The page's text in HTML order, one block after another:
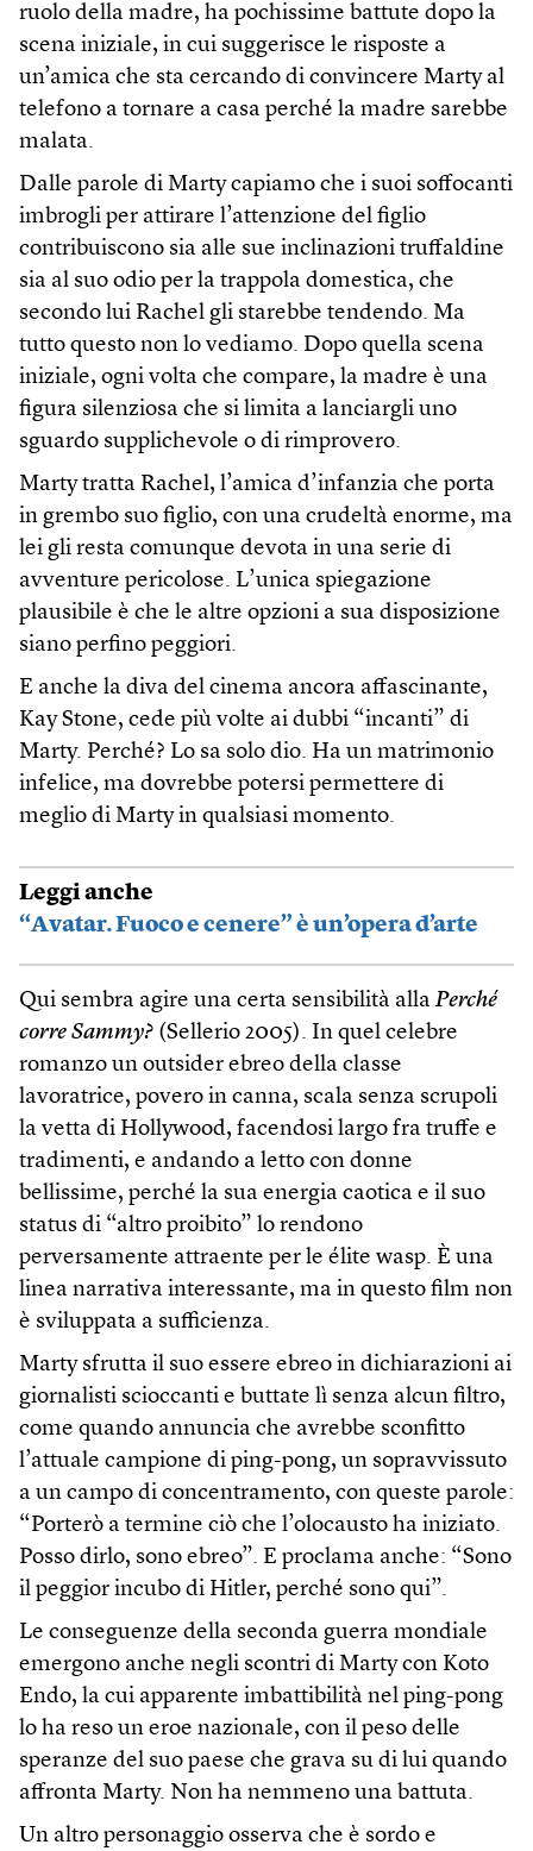
ruolo della madre, ha pochissime battute dopo la
scena iniziale, in cui suggerisce le risposte a
un’amica che sta cercando di convincere Marty al
telefono a tornare a casa perché la madre sarebbe
malata.
Dalle parole di Marty capiamo che i suoi soffocanti
imbrogli per attirare l’attenzione del figlio
contribuiscono sia alle sue inclinazioni truffaldine
sia al suo odio per la trappola domestica, che
secondo lui Rachel gli starebbe tendendo. Ma
tutto questo non lo vediamo. Dopo quella scena
iniziale, ogni volta che compare, la madre è una
figura silenziosa che si limita a lanciargli uno
sguardo supplichevole o di rimprovero.
Marty tratta Rachel, l’amica d’infanzia che porta
in grembo suo figlio, con una crudeltà enorme, ma
lei gli resta comunque devota in una serie di
avventure pericolose. L’unica spiegazione
plausibile è che le altre opzioni a sua disposizione
siano perfino peggiori.
E anche la diva del cinema ancora affascinante,
Kay Stone, cede più volte ai dubbi “incanti” di
Marty. Perché? Lo sa solo dio. Ha un matrimonio
infelice, ma dovrebbe potersi permettere di
meglio di Marty in qualsiasi momento.
Leggi anche
“Avatar. Fuoco e cenere” è un’opera d’arte
Qui sembra agire una certa sensibilità alla Perché
corre Sammy? (Sellerio 2005). In quel celebre
romanzo un outsider ebreo della classe
lavoratrice, povero in canna, scala senza scrupoli
la vetta di Hollywood, facendosi largo fra truffe e
tradimenti, e andando a letto con donne
bellissime, perché la sua energia caotica e il suo
status di “altro proibito” lo rendono
perversamente attraente per le élite wasp. È una
linea narrativa interessante, ma in questo film non
è sviluppata a sufficienza.
Marty sfrutta il suo essere ebreo in dichiarazioni ai
giornalisti scioccanti e buttate lì senza alcun filtro,
come quando annuncia che avrebbe sconfitto
l’attuale campione di ping-pong, un sopravvissuto
a un campo di concentramento, con queste parole:
“Porterò a termine ciò che l’olocausto ha iniziato.
Posso dirlo, sono ebreo”. E proclama anche: “Sono
il peggior incubo di Hitler, perché sono qui”.
Le conseguenze della seconda guerra mondiale
emergono anche negli scontri di Marty con Koto
Endo, la cui apparente imbattibilità nel ping-pong
lo ha reso un eroe nazionale, con il peso delle
speranze del suo paese che grava su di lui quando
affronta Marty. Non ha nemmeno una battuta.
Un altro personaggio osserva che è sordo e